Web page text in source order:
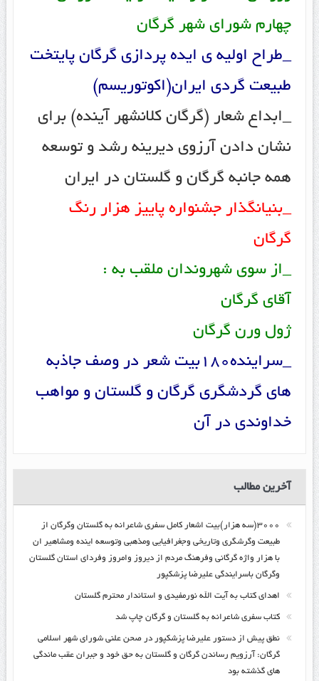
چهارم شورای شهر گرگان
_طراح اولیه ی ایده پردازی گرگان پایتخت
طبیعت گردی ایران(اکوتوریسم)
_ابداع شعار (گرگان کلانشهر آینده) برای
نشان دادن آرزوی دیرینه رشد و توسعه
همه جانبه گرگان و گلستان در ایران
_بنیانگذار جشنواره پاییز هزار رنگ
گرگان
_از سوی شهروندان ملقب به :
آقای گرگان
ژول ورن گرگان
_سراینده180بیت شعر در وصف جاذبه
های گردشگری گرگان و گلستان و مواهب
خداوندی در آن
آخرین مطالب
۳۰۰۰(سه هزار)بیت اشعار کامل سفری شاعرانه به گلستان وگرگان از
طبیعت وگرشگری وتاریخی وجغرافیایی ومذهبی وتوسعه اینده ومشاهیر ان
با هزار واژه گرگانی وفرهنگ مردم از دیروز وامروز وفردای استان گلستان
وگرگان باسرایندگی علیرضا پزشکپور
اهدای کتاب به آیت الله نورمفیدی و استاندار محترم گلستان
کتاب سفری شاعرانه به گلستان و گرگان چاپ شد
نطق پیش از دستور علیرضا پزشکپور در صحن علنی شورای شهر اسلامی
گرگان: آرزویم رساندن گرگان و گلستان به حق خود و جبران عقب ماندگی
های گذشته بود